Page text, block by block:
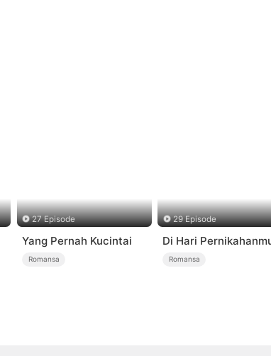
27 Episode
Yang Pernah Kucintai
Romansa
29 Episode
Di Hari
Romansa